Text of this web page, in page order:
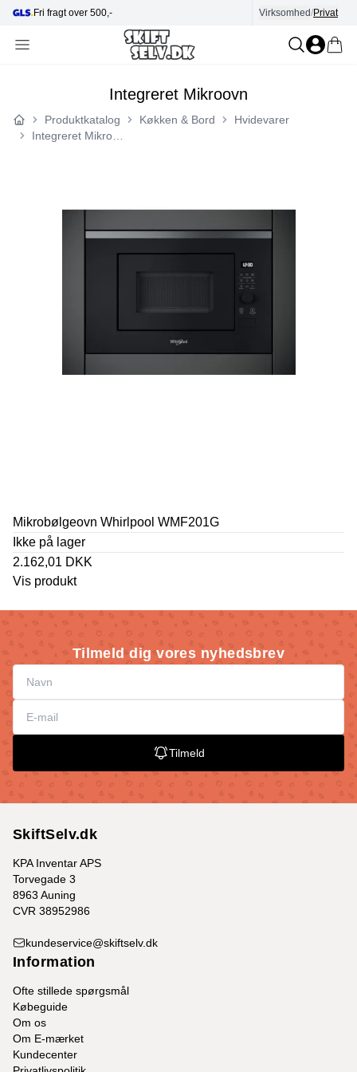
Fri fragt over 500,- Hjælp i kundecenter
Virksomhed/Privat
Integreret Mikroovn
Forside
Produktkatalog Køkken & Bord
Hvidevarer
Mikrobølgeovn Whirlpool WMF201G
Ikke på lager
2.162,01 DKK
Vis produkt
Tilmeld dig vores nyhedsbrev
Tilmeld
SkiftSelv.dk
KPA Inventar APS
Torvegade 3
8963 Auning
CVR 38952986
kundeservice@skiftselv.dk
Information
Ofte stillede spørgsmål
Købeguide
Om os
Om E-mærket
Kundecenter